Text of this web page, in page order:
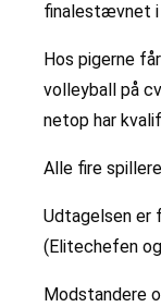
finalestævnet i
Hos pigerne
volleyball på
netop har
Alle fire
Udtagelsen er
(Elitechefen
Modstandere